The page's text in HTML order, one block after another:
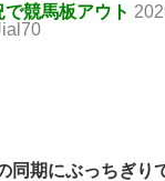
競馬板アウト
同期にぶっちぎり